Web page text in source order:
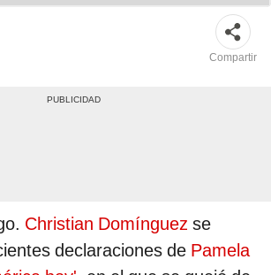
Compartir
Christian Domínguez se
declaraciones de Pamela